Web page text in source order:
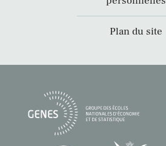
Plan du site